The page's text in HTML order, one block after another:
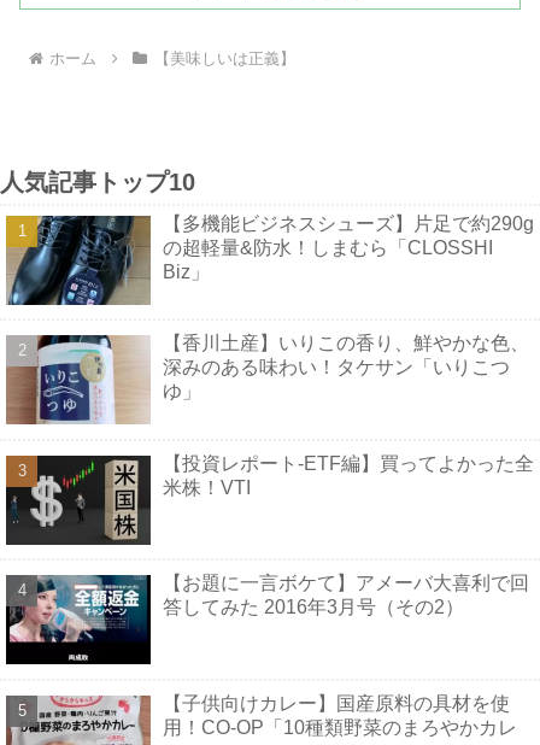
ホーム 【美味しいは正義】
人気記事トップ10
【多機能ビジネスシューズ】片足で約290g
の超軽量&防水！しまむら「CLOSSHI
Biz」
【香川土産】いりこの香り、鮮やかな色、
深みのある味わい！タケサン「いりこつ
ゆ」
【投資レポート-ETF編】買ってよかった全
米株！VTI
【お題に一言ボケて】アメーバ大喜利で回
答してみた 2016年3月号（その2）
【子供向けカレー】国産原料の具材を使
用！CO-OP「10種類野菜のまろやかカレ